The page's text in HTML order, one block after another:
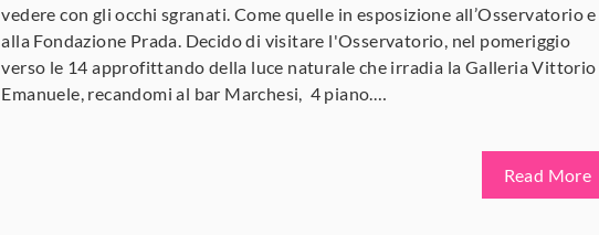
vedere con gli occhi sgranati. Come quelle in esposizione all’Osservatorio e
alla Fondazione Prada. Decido di visitare l'Osservatorio, nel pomeriggio
verso le 14 approfittando della luce naturale che irradia la Galleria Vittorio
Emanuele, recandomi al bar Marchesi, 4 piano.…
Read More